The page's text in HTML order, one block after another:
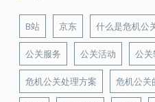
B站 京东 什么是危机公
公关服务 公关活动 公关
危机公关处理方案 危机公关